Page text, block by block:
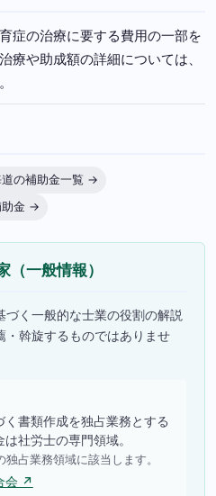
症の治療に要する費用の一部を
療や助成額の詳細については、
道の補助金一覧 →
助金 →
（一般情報）
づく一般的な士業の役割の解説
・斡旋するものではありませ
書類作成を独占業務とする
社労士の専門領域。
占業務領域に該当します。
会 ↗